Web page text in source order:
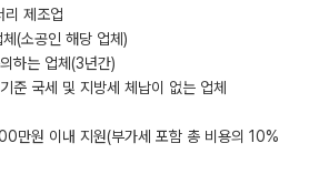
리 제조업
(소공인 해당 업체)
하는 업체(3년간)
준 국세 및 지방세 체납이 없는 업체
만원 이내 지원(부가세 포함 총 비용의 10%